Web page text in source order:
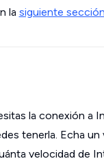
la siguiente
la conexión a
tenerla. Echa un
velocidad de